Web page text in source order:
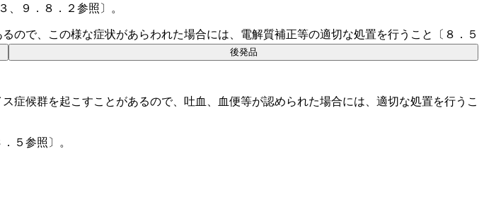
９．８．２参照〕。
で、この様な症状があらわれた場合には、電解質補正等の適切な処置を行うこと〔８．５
候群を起こすことがあるので、吐血、血便等が認められた場合には、適切な処置を行うこ
５参照〕。
後発品